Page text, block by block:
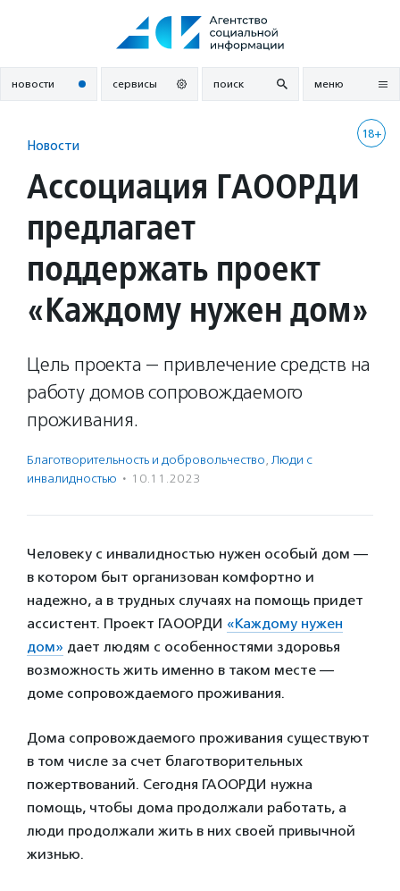
новости сервисы поиск меню
18+
Новости
Ассоциация ГАООРДИ
предлагает
поддержать проект
«Каждому нужен дом»
Цель проекта — привлечение средств на
работу домов сопровождаемого
проживания.
Благотвори­тель­ность и доброволь­чест­во, Люди с
инвалидностью · 10.11.2023
Человеку с инвалидностью нужен особый дом —
в котором быт организован комфортно и
надежно, а в трудных случаях на помощь придет
ассистент. Проект ГАООРДИ «Каждому нужен
дом» дает людям с особенностями здоровья
возможность жить именно в таком месте —
доме сопровождаемого проживания.
Дома сопровождаемого проживания существуют
в том числе за счет благотворительных
пожертвований. Сегодня ГАООРДИ нужна
помощь, чтобы дома продолжали работать, а
люди продолжали жить в них своей привычной
жизнью.